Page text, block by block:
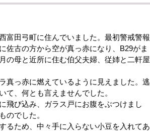
富田弓町に住んでいました。最初警戒警報
佐古の方から空が真っ赤になり、B29がま
の母と近所に住む伯父夫婦、従姉と二軒屋
真っ赤に燃えているように見えました。逃
て、何とも言えませんでした。
飛び込み、ガラス戸にお腹をぶつけまし
のでした。
るため、中々手に入らない小豆を入れてあ